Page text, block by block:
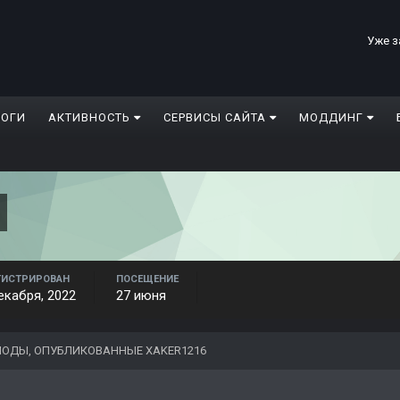
Уже
АКТИВНОСТЬ СЕРВИСЫ САЙТА МОДДИНГ
2022
ПОСЕЩЕНИЕ
27 июня
ОПУБЛИКОВАННЫЕ XAKER1216